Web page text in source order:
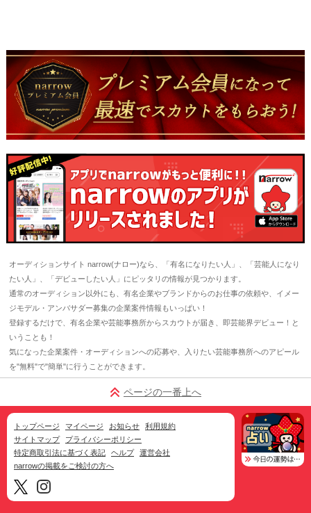
オーディションサイト narrow(ナロー)なら、「有名になりたい人」、「芸能人になり
たい人」、「デビューしたい人」にピッタリの情報が見つかります。
通常のオーディション以外にも、有名企業やブランドからのお仕事の依頼や、イメー
ジモデル・アンバサダー募集の企業案件情報もいっぱい！
登録するだけで、有名企業や芸能事務所からスカウトが届き、即芸能界デビュー！と
いうことも！
気になった企業案件・オーディションへの応募や、入りたい芸能事務所へのアピール
を"無料"で"簡単"に行うことができます。
ページの一番上へ
トップページ マイページ お知らせ
利用規約
サイトマップ
プライバシーポリシー
特定商取引法に基づく表記
ヘルプ
運営会社
narrowの掲載をご検討の方へ